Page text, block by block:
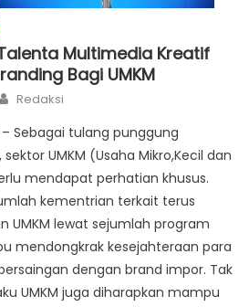
Multimedia Kreatif
Bagi UMKM
Author
Redaksi
Sebagai tulang punggung
UMKM (Usaha Mikro,Kecil dan
mendapat perhatian khusus.
kementrian terkait terus
UMKM lewat sejumlah program
mendongkrak kesejahteraan para
dengan brand impor. Tak
UMKM juga diharapkan mampu